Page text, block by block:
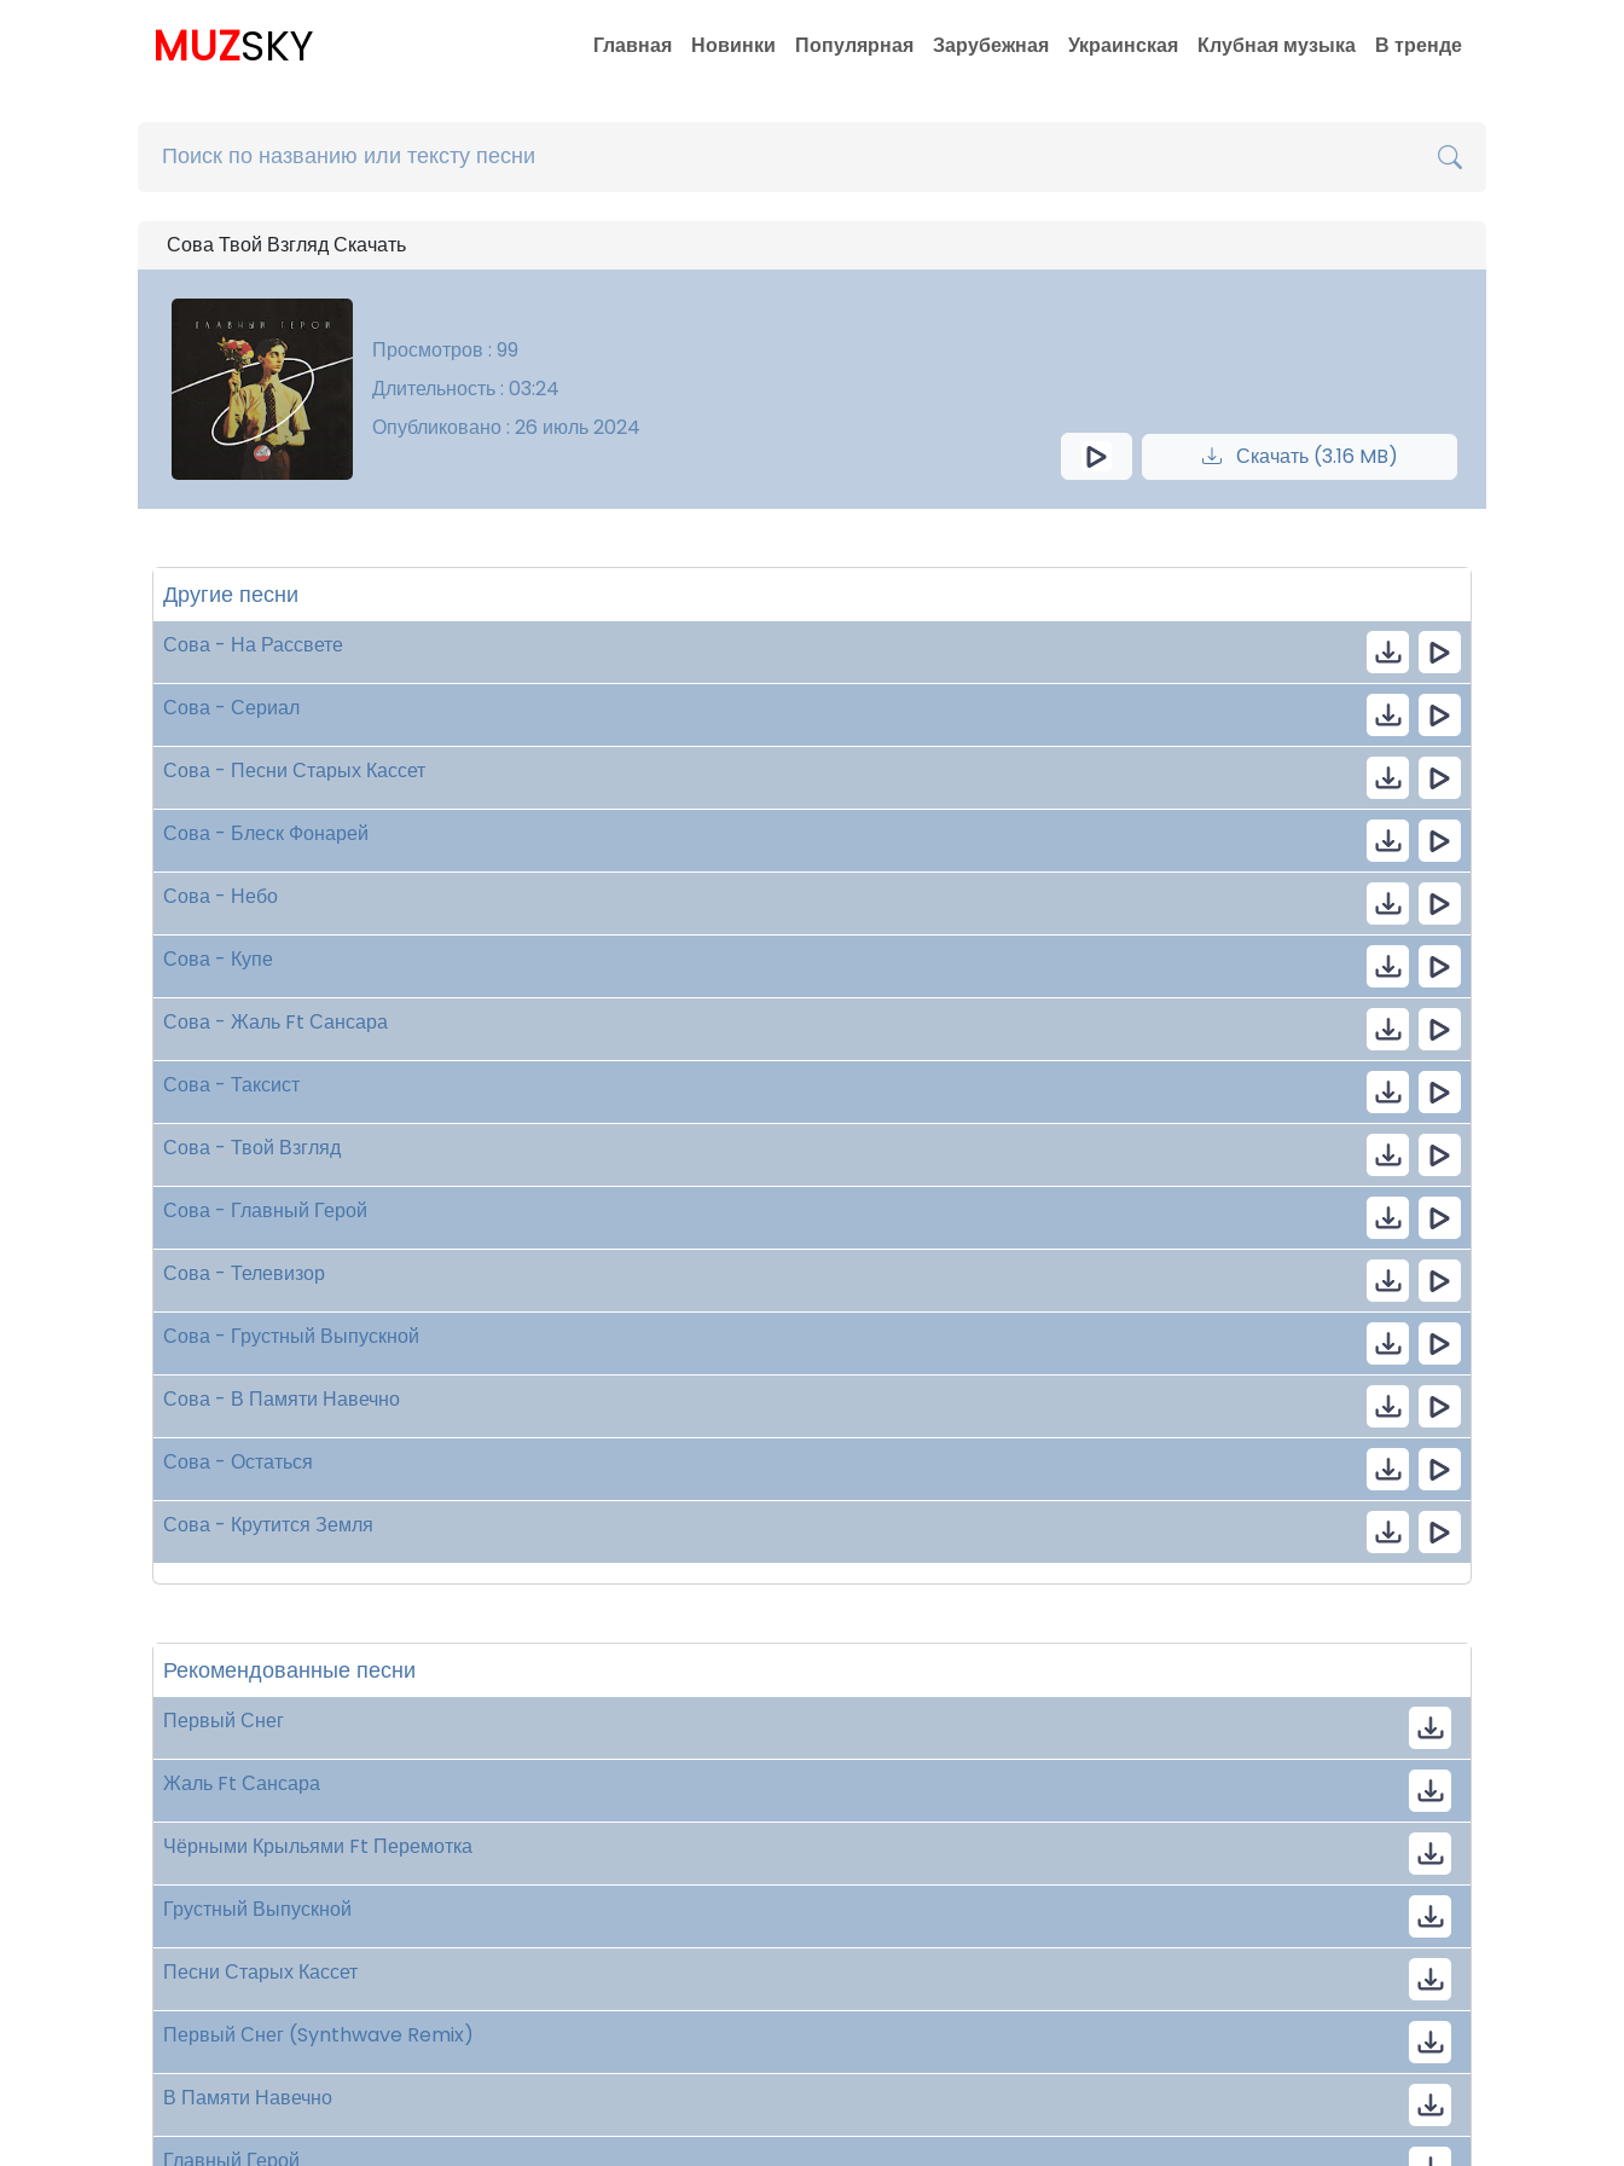
MUZSKY Главная Новинки Популярная Зарубежная Украинская Клубная музыка В тренде
Сова Твой Взгляд Скачать
Просмотров : 99
Длительность : 03:24
Опубликовано : 26 июль 2024
Скачать (3.16 MB)
Другие песни
Сова - На Рассвете
Сова - Сериал
Сова - Песни Старых Кассет
Сова - Блеск Фонарей
Сова - Небо
Сова - Купе
Сова - Жаль Ft Сансара
Сова - Таксист
Сова - Твой Взгляд
Сова - Главный Герой
Сова - Телевизор
Сова - Грустный Выпускной
Сова - В Памяти Навечно
Сова - Остаться
Сова - Крутится Земля
Рекомендованные песни
Первый Снег
Жаль Ft Сансара
Чёрными Крыльями Ft Перемотка
Грустный Выпускной
Песни Старых Кассет
Первый Снег (Synthwave Remix)
В Памяти Навечно